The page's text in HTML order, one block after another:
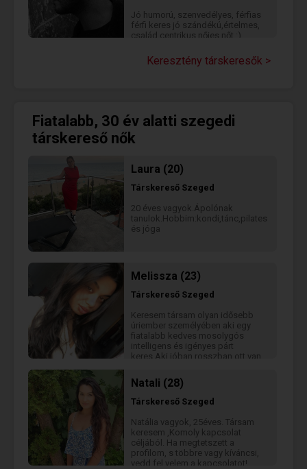
Jó humorú, szenvedélyes, férfias
férfi keres jó szándékú,értelmes,
család centrikus nőies nőt :)
Keresztény társkeresők >
Fiatalabb, 30 év alatti szegedi
társkereső nők
Laura (20)
Társkereső Szeged
20 éves vagyok.Ápolónak
tanulok.Hobbim:kondi,tánc,pilates
és jóga
Melissza (23)
Társkereső Szeged
Keresem társam olyan idősebb
úriember személyében aki egy
fiatalabb kedves mosolygós
intelligens és igényes párt
keres.Aki jóban rosszban ott van
keresem,aki empatikus lehet rá
számítani megértő és kedves
mert a szeretetnél és a tiszteletnél
nagyobb érték nincs.Felkeltettem
az érdeklődésed írj bátran puszi
Meli :)
Natali (28)
Társkereső Szeged
Natália vagyok, 25éves. Társam
keresem ,Komoly kapcsolat
céljából. Ha megtetszett a
profilom, s többre vagy kíváncsi,
vedd fel velem a kapcsolatot!